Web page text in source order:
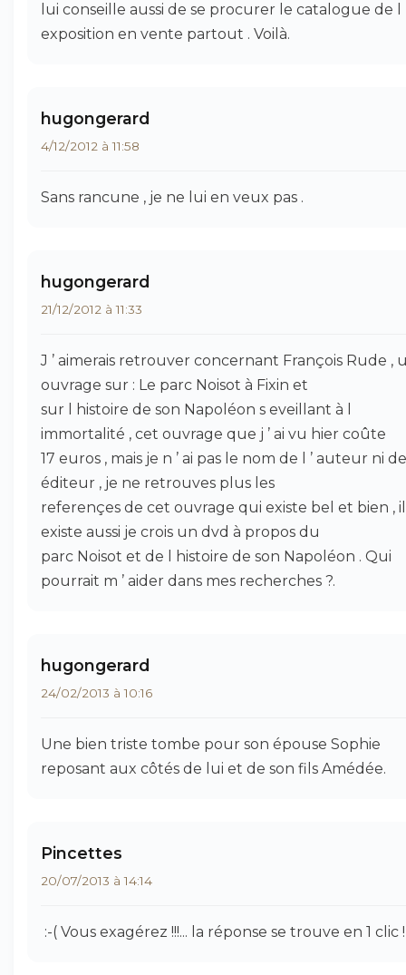
lui conseille aussi de se procurer le catalogue de l
exposition en vente partout . Voilà.
hugongerard
4/12/2012 à 11:58
Sans rancune , je ne lui en veux pas .
hugongerard
21/12/2012 à 11:33
J ’ aimerais retrouver concernant François Rude ,
ouvrage sur : Le parc Noisot à Fixin et
sur l histoire de son Napoléon s eveillant à l
immortalité , cet ouvrage que j ’ ai vu hier coûte
17 euros , mais je n ’ ai pas le nom de l ’ auteur ni de
éditeur , je ne retrouves plus les
referençes de cet ouvrage qui existe bel et bien , il
existe aussi je crois un dvd à propos du
parc Noisot et de l histoire de son Napoléon . Qui
pourrait m ’ aider dans mes recherches ?.
hugongerard
24/02/2013 à 10:16
Une bien triste tombe pour son épouse Sophie
reposant aux côtés de lui et de son fils Amédée.
Pincettes
20/07/2013 à 14:14
:-( Vous exagérez !!!... la réponse se trouve en 1 clic !